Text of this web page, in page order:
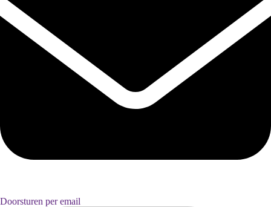
Doorsturen per email